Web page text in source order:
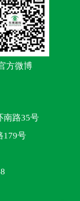
方微博
南路35号
179号